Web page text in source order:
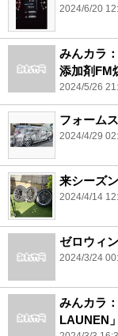
2024/6/20
みんカラ
添加剤FM
2024/5/26
フォーム
2024/4/29
来シーズ
2024/4/14
ゼロウィ
2024/3/24
みんカラ
LAUNEN」